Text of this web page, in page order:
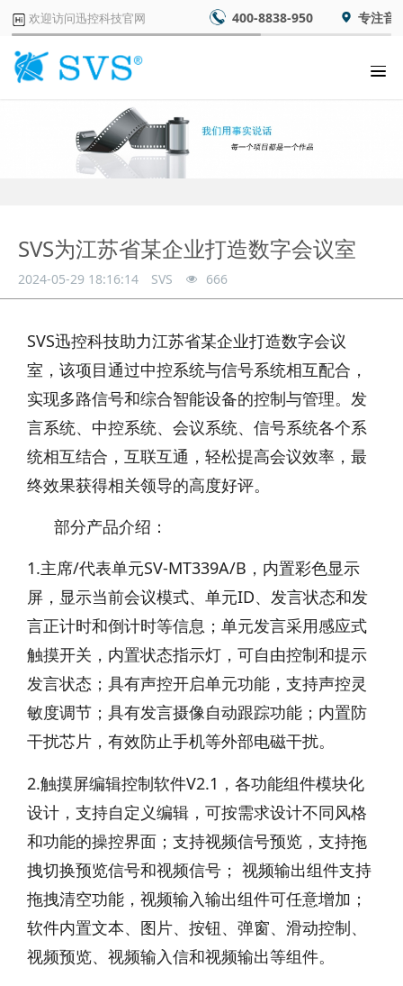
欢迎访问迅控科技官网 400-8838-950 专注音
SVS为江苏省某企业打造数字会议室
2024-05-29 18:16:14 SVS 666
SVS迅控科技助力江苏省某企业打造数字会议
室，该项目通过中控系统与信号系统相互配合，
实现多路信号和综合智能设备的控制与管理。发
言系统、中控系统、会议系统、信号系统各个系
统相互结合，互联互通，轻松提高会议效率，最
终效果获得相关领导的高度好评。
部分产品介绍：
1.主席/代表单元SV-MT339A/B，内置彩色显示
屏，显示当前会议模式、单元ID、发言状态和发
言正计时和倒计时等信息；单元发言采用感应式
触摸开关，内置状态指示灯，可自由控制和提示
发言状态；具有声控开启单元功能，支持声控灵
敏度调节；具有发言摄像自动跟踪功能；内置防
干扰芯片，有效防止手机等外部电磁干扰。
2.触摸屏编辑控制软件V2.1，各功能组件模块化
设计，支持自定义编辑，可按需求设计不同风格
和功能的操控界面；支持视频信号预览，支持拖
拽切换预览信号和视频信号； 视频输出组件支持
拖拽清空功能，视频输入输出组件可任意增加；
软件内置文本、图片、按钮、弹窗、滑动控制、
视频预览、视频输入信和视频输出等组件。